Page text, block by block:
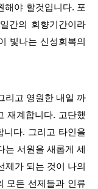
해야 할것입니다. 포
간의 회향기간이라
빛나는 신성회복의
리고 영원한 내일 까
재계합니다. 고단했
니다. 그리고 타인 을
는 서원을 새롭게 세
제가 되는 것이 나의
모든 선제들과 인류